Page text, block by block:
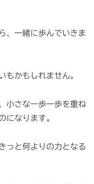
、一緒に歩んでいきま
もかもしれません。
小さな一歩一歩を重ね
になります。
っと何よりの力となる